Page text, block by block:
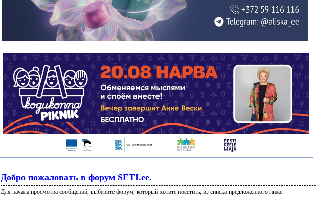
Добро пожаловать в форум SETI.ee.
Для начала просмотра сообщений, выберите форум, который хотите посетить, из списка предложенного ниже.